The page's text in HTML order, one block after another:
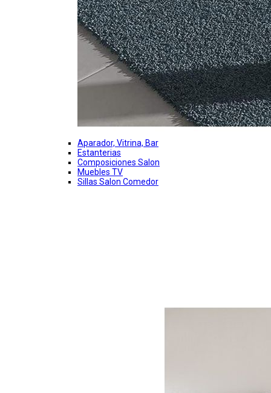
Aparador, Vitrina, Bar
Estanterias
Composiciones Salon
Muebles TV
Sillas Salon Comedor